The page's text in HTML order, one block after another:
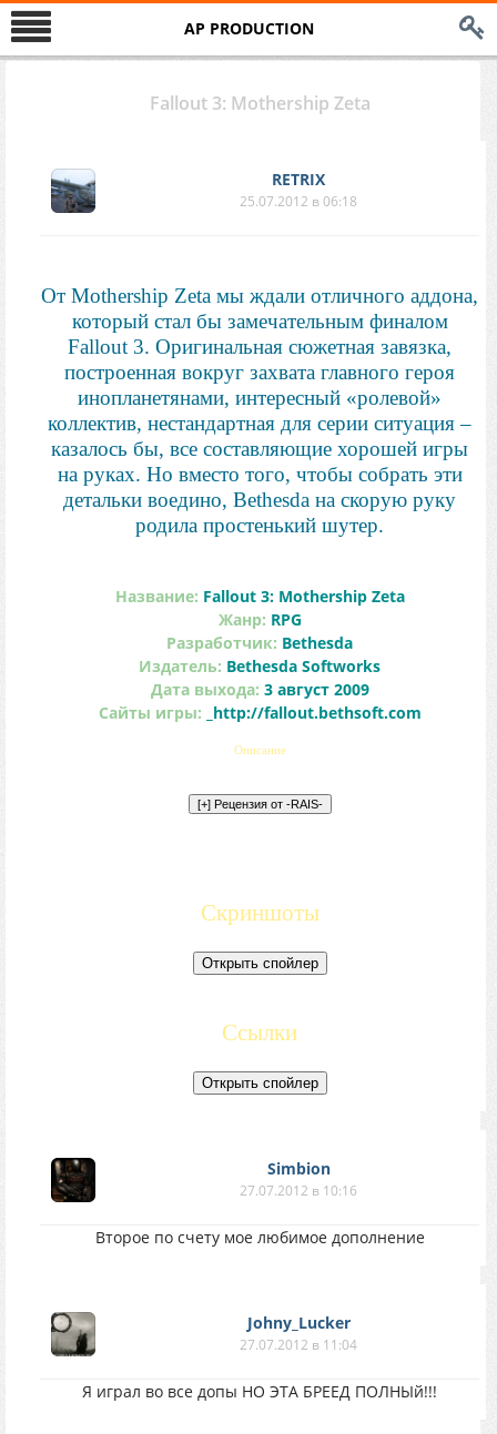
AP PRODUCTION
Fallout 3: Mothership Zeta
RETRIX
25.07.2012 в 06:18
От Mothership Zeta мы ждали отличного аддона,
который стал бы замечательным финалом
Fallout 3. Оригинальная сюжетная завязка,
построенная вокруг захвата главного героя
инопланетянами, интересный «ролевой»
коллектив, нестандартная для серии ситуация –
казалось бы, все составляющие хорошей игры
на руках. Но вместо того, чтобы собрать эти
детальки воедино, Bethesda на скорую руку
родила простенький шутер.
Название: Fallout 3: Mothership Zeta
Жанр: RPG
Разработчик: Bethesda
Издатель: Bethesda Softworks
Дата выхода: 3 август 2009
Сайты игры:
_http://fallout.bethsoft.com
Описание
Скриншоты
Ссылки
Simbion
27.07.2012 в 10:16
Второе по счету мое любимое дополнение
Johny_Lucker
27.07.2012 в 11:04
Я играл во все допы НО ЭТА БРЕЕД ПОЛНЫй!!!